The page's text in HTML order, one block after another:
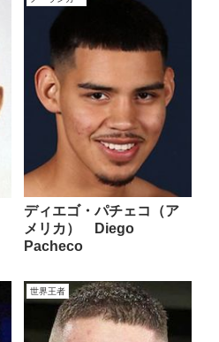
ディエゴ・パチェコ（ア
メリカ） Diego
Pacheco
世界王者